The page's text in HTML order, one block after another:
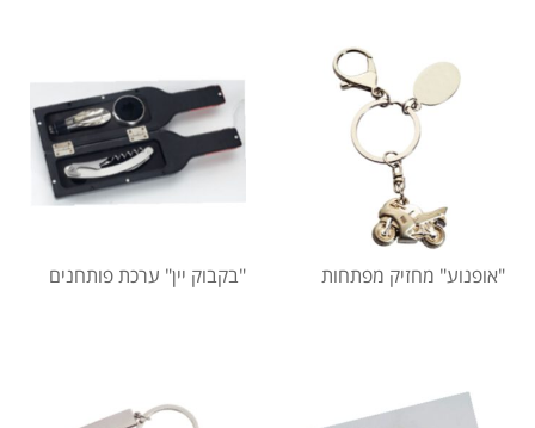
"אופנוע" מחזיק מפתחות "בקבוק יין" ערכת פותחנים